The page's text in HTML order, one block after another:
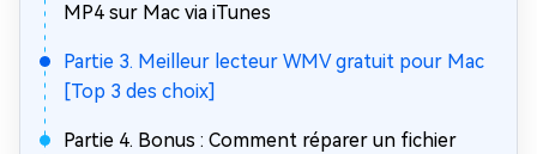
MP4 sur Mac via iTunes
Partie 3. Meilleur lecteur WMV gratuit pour Mac
[Top 3 des choix]
Partie 4. Bonus : Comment réparer un fichier